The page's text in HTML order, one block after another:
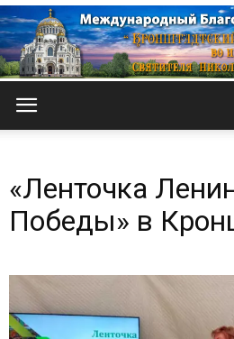
«Ленточка
Победы» в